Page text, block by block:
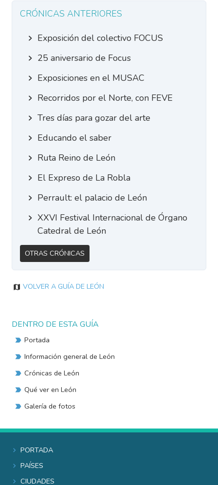
CRÓNICAS ANTERIORES
Exposición del colectivo FOCUS
25 aniversario de Focus
Exposiciones en el MUSAC
Recorridos por el Norte, con FEVE
Tres días para gozar del arte
Educando el saber
Ruta Reino de León
El Expreso de La Robla
Perrault: el palacio de León
XXVI Festival Internacional de Órgano
Catedral de León
Otras Crónicas
Volver a Guía de León
DENTRO DE ESTA GUÍA
Portada
Información general de León
Crónicas de León
Qué ver en León
Galería de fotos
Portada
Países
Ciudades